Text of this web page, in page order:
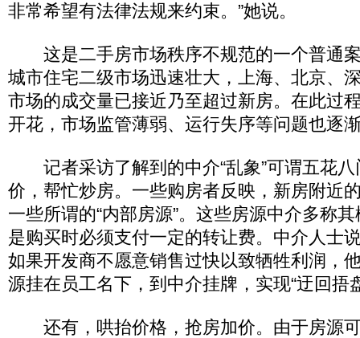
非常希望有法律法规来约束。”她说。
这是二手房市场秩序不规范的一个普通
城市住宅二级市场迅速壮大，上海、北京、
市场的成交量已接近乃至超过新房。在此过
开花，市场监管薄弱、运行失序等问题也逐
记者采访了解到的中介“乱象”可谓五花八
价，帮忙炒房。一些购房者反映，新房附近
一些所谓的“内部房源”。这些房源中介多称
是购买时必须支付一定的转让费。中介人士
如果开发商不愿意销售过快以致牺牲利润，
源挂在员工名下，到中介挂牌，实现“迂回捂
还有，哄抬价格，抢房加价。由于房源